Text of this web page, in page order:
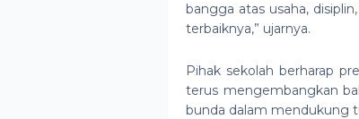
bangga atas usaha,
terbaiknya,” ujarnya.
Pihak sekolah berharap
terus mengembangkan
bunda dalam mendukung